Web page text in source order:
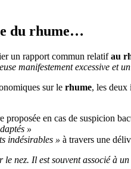
du rhume…
un rapport commun relatifau
manifestement excessive et
sur le rhume, les deux
en cas de suspicion
»
indésirables » à travers une
nez. Il est souvent associé à